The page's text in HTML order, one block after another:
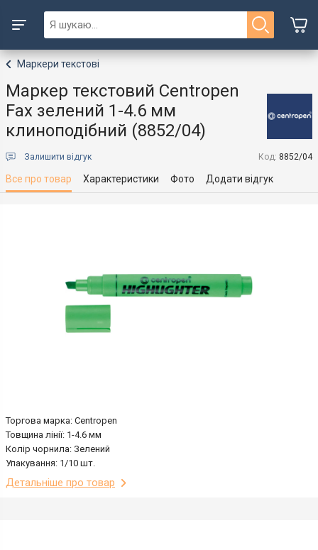
Маркери текстові
Маркер текстовий Centropen
Fax зелений 1-4.6 мм
клиноподібний (8852/04)
Залишити відгук Код: 8852/04
Все про товар Характеристики Фото Додати відгук
Торгова марка: Centropen
Товщина лінії: 1-4.6 мм
Колір чорнила: Зелений
Упакування: 1/10 шт.
Детальніше про товар